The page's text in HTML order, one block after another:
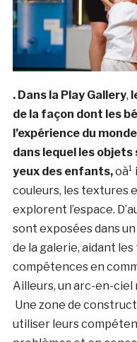
. Dans la Play Gallery,
de la façon dont les
l’expérience du
dans lequel les
yeux des enfants,oà¹
couleurs, les textures
explorent l’espace.
sont exposées dans
de la galerie, aidant
compétences en
Ailleurs, un arc-en-ciel
Une zone de
utiliser leurs